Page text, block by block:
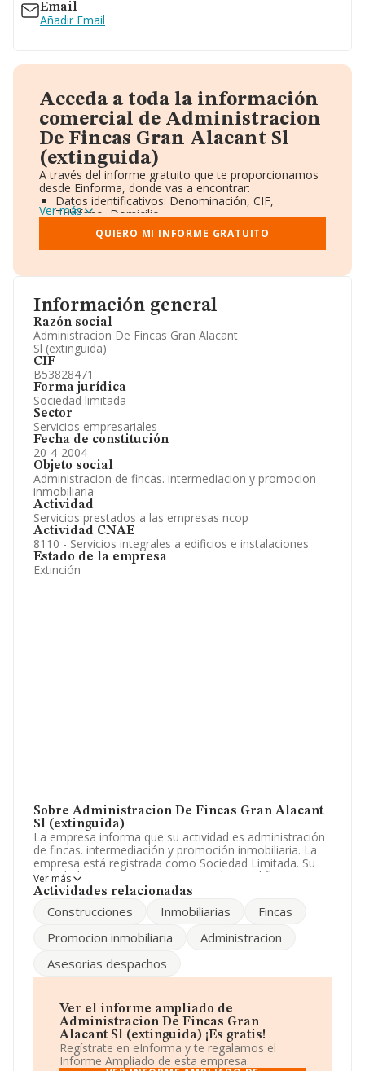
Información general
Razón social
Administracion De Fincas Gran Alacant
Sl (extinguida)
CIF
B53828471
Forma jurídica
Sociedad limitada
Sector
Servicios empresariales
Fecha de constitución
20-4-2004
Objeto social
Administracion de fincas. intermediacion y promocion
inmobiliaria
Actividad
Servicios prestados a las empresas ncop
Actividad CNAE
8110 - Servicios integrales a edificios e instalaciones
Estado de la empresa
Extinción
Sobre Administracion De Fincas Gran Alacant
Sl (extinguida)
La empresa informa que su actividad es administración
de fincas. intermediación y promoción inmobiliaria. La
empresa está registrada como Sociedad Limitada. Su
actividad CNAE es 'Servicios integrales a edificios e
instalaciones' con código 8110. La compañía no tiene
teléfono 965414012.
La compañía Administracion de Fincas Gran
Alacant S.L (extinguida), con número de
La Glorieta En B núm. 5, (03130), Santa Pola, en
Alicante, Comunidad Valenciana.
En relación con el sector y disponiendo de los datos de
hasta 4.397 empresas, en el ámbito nacional la
Ver más
Actividades relacionadas
Construcciones Inmobiliarias
Fincas
Promocion inmobiliaria
Administracion
Asesorias despachos
Ver el informe ampliado de
Administracion De Fincas Gran
Alacant Sl (extinguida) ¡Es gratis!
Regístrate en eInforma y te regalamos el
Informe Ampliado de esta empresa.
Email
Añadir Email
Acceda a toda la información
comercial de Administracion
De Fincas Gran Alacant Sl
(extinguida)
A través del informe gratuito que te proporcionamos
desde Einforma, donde vas a encontrar:
Datos identificativos: Denominación, CIF,
Teléfono, Domicilio.
Informe Mercantil Completo (BORME).
Gráficos de Evolución Ventas y Empleados.
Consejo de Administración y Administradores.
Accionistas.
Artículos de prensa publicados sobre la empresa.
Información oficial y registral complementaria.
Ver más
QUIERO MI INFORME GRATUITO